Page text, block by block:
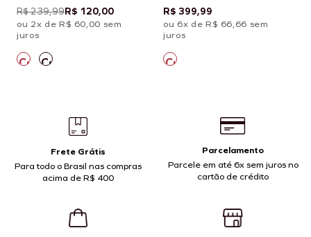
Peixes
R$ 239,99R$ 120,00
ou 2x de R$ 60,00 sem
juros
Estampado Latina
R$ 399,99
ou 6x de R$ 66,66 sem
juros
Frete Grátis
Para todo o Brasil nas compras
acima de R$ 400
Parcelamento
Parcele em até 6x sem juros no
cartão de crédito